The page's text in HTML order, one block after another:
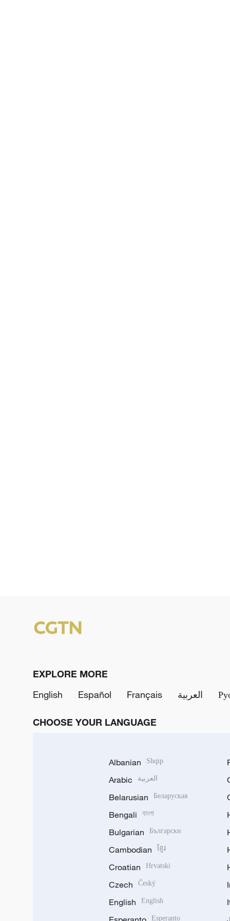
EXPLORE MORE
English
Español Français العربية
CHOOSE YOUR LANGUAGE
Albanian Shqip
Arabic العربية
Belarusian Беларуская
Bengali বাংলা
Bulgarian Български
Cambodian ខ្មែរ
Croatian Hrvatski
Czech Český
English English
Esperanto